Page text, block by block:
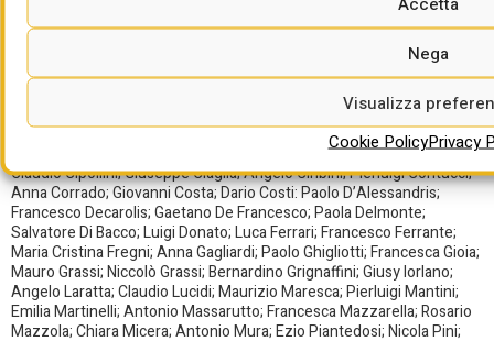
Nega
Visualizza
Cookie PolicyPrivacy
Collaborano: Giampiero Angelucci; Ernesto Alessandro Baragetti;
Lorenzo Bardelli; Mariagrazia Barletta; Lorenzo Bellicini; Paolo Biscaro;
Carlo Borgomeo; Enrico Campanelli; Ennio Cascetta; Gabriele Caruso;
Claudio Cipollini; Giuseppe Ciaglia; Angelo Ciribini; Pierluigi Contucci;
Anna Corrado; Giovanni Costa; Dario Costi: Paolo D’Alessandris;
Francesco Decarolis; Gaetano De Francesco; Paola Delmonte;
Salvatore Di Bacco; Luigi Donato; Luca Ferrari; Francesco Ferrante;
Maria Cristina Fregni; Anna Gagliardi; Paolo Ghigliotti; Francesca Gioia;
Mauro Grassi; Niccolò Grassi; Bernardino Grignaffini; Giusy Iorlano;
Angelo Laratta; Claudio Lucidi; Maurizio Maresca; Pierluigi Mantini;
Emilia Martinelli; Antonio Massarutto; Francesca Mazzarella; Rosario
Mazzola; Chiara Micera; Antonio Mura; Ezio Piantedosi; Nicola Pini;